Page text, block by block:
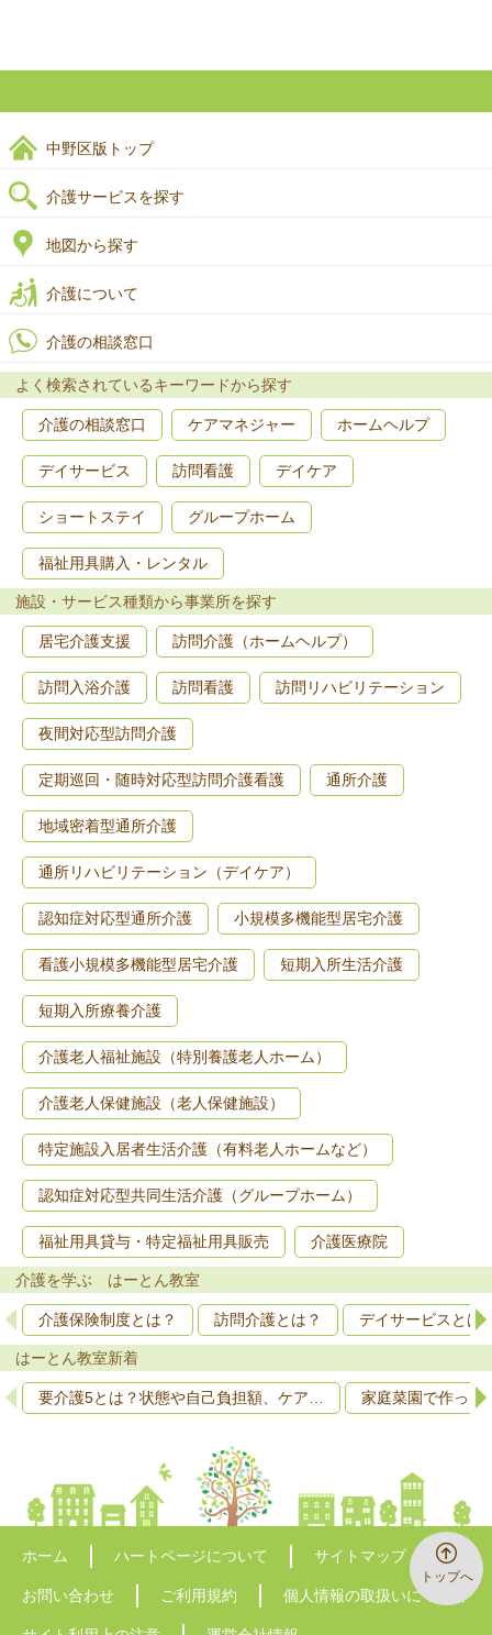
トップへ
中野区版トップ
介護サービスを探す
地図から探す
介護について
介護の相談窓口
よく検索されているキーワードから探す
介護の相談窓口 ケアマネジャー ホームヘルプ
デイサービス 訪問看護 デイケア
ショートステイ グループホーム
福祉用具購入・レンタル
施設・サービス種類から事業所を探す
居宅介護支援 訪問介護（ホームヘルプ）
訪問入浴介護 訪問看護 訪問リハビリテーション
夜間対応型訪問介護
定期巡回・随時対応型訪問介護看護 通所介護
地域密着型通所介護
通所リハビリテーション（デイケア）
認知症対応型通所介護 小規模多機能型居宅介護
看護小規模多機能型居宅介護 短期入所生活介護
短期入所療養介護
介護老人福祉施設（特別養護老人ホーム）
介護老人保健施設（老人保健施設）
特定施設入居者生活介護（有料老人ホームなど）
認知症対応型共同生活介護（グループホーム）
福祉用具貸与・特定福祉用具販売 介護医療院
介護を学ぶ はーとん教室
介護保険制度とは？ 訪問介護とは？ デイサービスとは
はーとん教室新着
要介護5とは？状態や自己負担額、ケア… 家庭菜園で作っ
ホーム ハートページについて サイトマップ
お問い合わせ ご利用規約 個人情報の取扱いについて